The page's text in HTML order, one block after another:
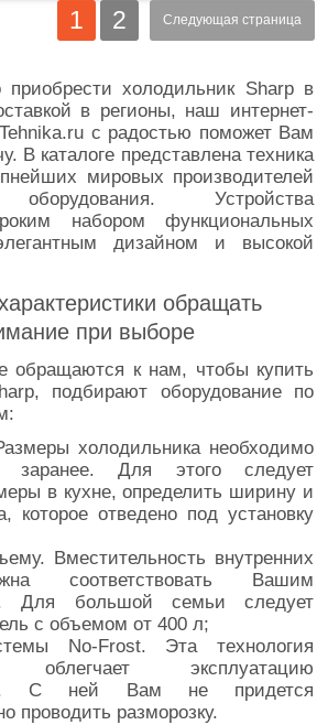
1 2 Следующая страница
холодильник Sharp в
в регионы, наш интернет-
с радостью поможет Вам
В каталоге представлена техника
мировых производителей
оборудования. Устройства
набором функциональных
дизайном и высокой
обращать
при выборе
обращаются к нам, чтобы купить
подбирают оборудование по
холодильника необходимо
заранее. Для этого следует
в кухне, определить ширину и
которое отведено под установку
Вместительность внутренних
соответствовать Вашим
Для большой семьи следует
с объемом от 400 л;
No-Frost. Эта технология
облегчает эксплуатацию
С ней Вам не придется
проводить разморозку.